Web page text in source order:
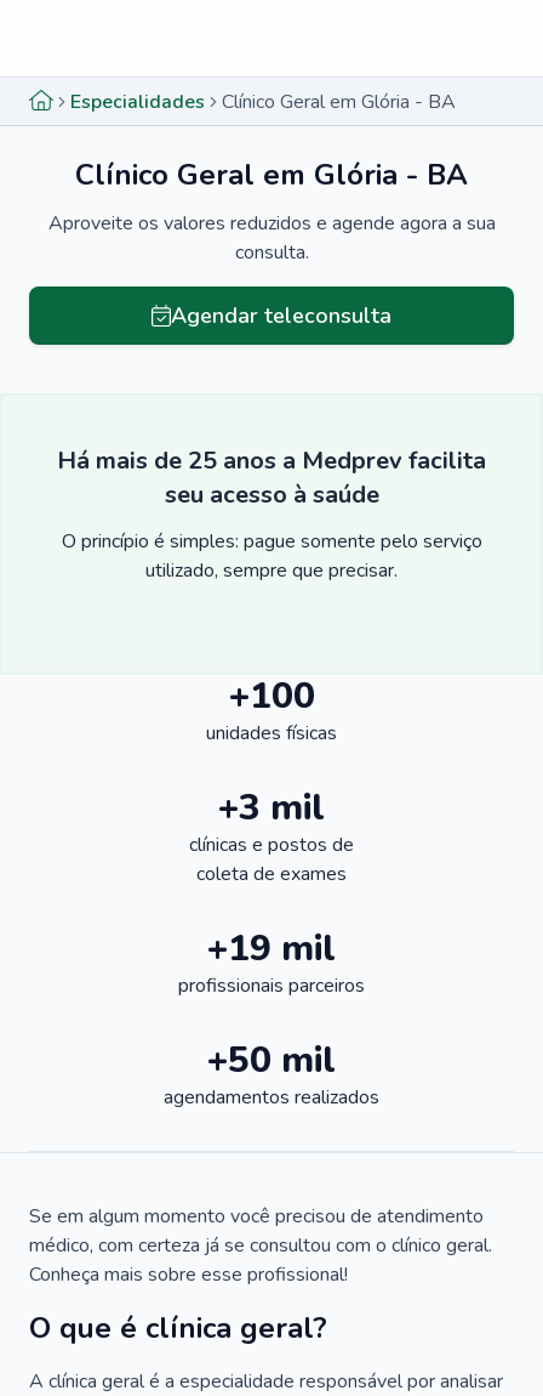
Especialidades Clínico Geral em Glória - BA
Clínico Geral em Glória - BA
Aproveite os valores reduzidos e agende agora a sua
consulta.
Agendar teleconsulta
Há mais de 25 anos a Medprev facilita
seu acesso à saúde
O princípio é simples: pague somente pelo serviço
utilizado, sempre que precisar.
+100
unidades físicas
+3 mil
clínicas e postos de
coleta de exames
+19 mil
profissionais parceiros
+50 mil
agendamentos realizados
Se em algum momento você precisou de atendimento
médico, com certeza já se consultou com o clínico geral.
Conheça mais sobre esse profissional!
O que é clínica geral?
A clínica geral é a especialidade responsável por analisar